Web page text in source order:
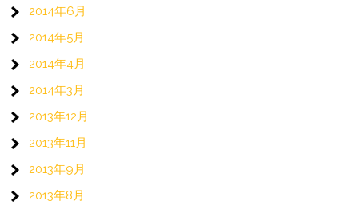
2014年6月
2014年5月
2014年4月
2014年3月
2013年12月
2013年11月
2013年9月
2013年8月